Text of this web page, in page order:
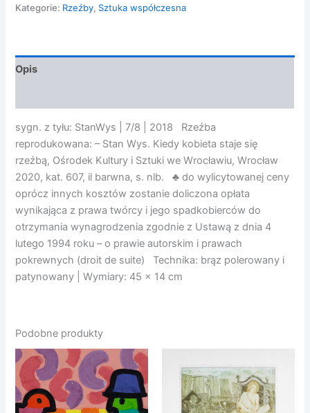
NIKE,
Kategorie: Rzeźby, Sztuka współczesna
Opis
sygn. z tyłu: StanWys | 7/8 | 2018 Rzeźba
reprodukowana: – Stan Wys. Kiedy kobieta staje się
rzeźbą, Ośrodek Kultury i Sztuki we Wrocławiu, Wrocław
2020, kat. 607, il barwna, s. nlb. ♣ do wylicytowanej ceny
oprócz innych kosztów zostanie doliczona opłata
wynikająca z prawa twórcy i jego spadkobierców do
otrzymania wynagrodzenia zgodnie z Ustawą z dnia 4
lutego 1994 roku – o prawie autorskim i prawach
pokrewnych (droit de suite) Technika: brąz polerowany i
patynowany | Wymiary: 45 x 14 cm
Podobne produkty